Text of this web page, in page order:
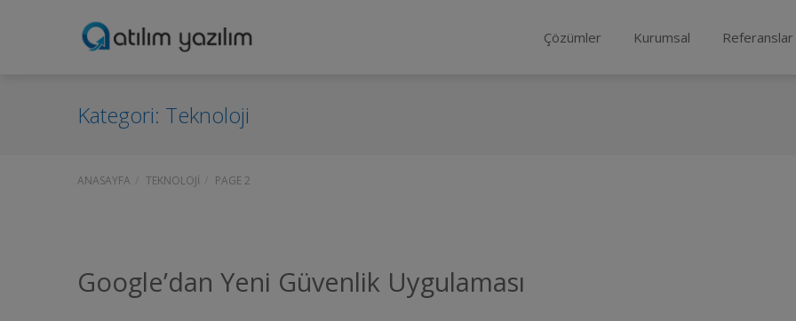
Çözümler Kurumsal Referanslar
Kategori: Teknoloji
ANASAYFA TEKNOLOJI PAGE 2
Google’dan Yeni Güvenlik Uygulaması